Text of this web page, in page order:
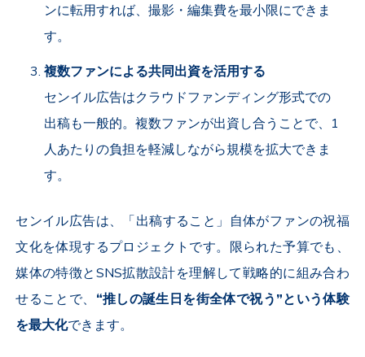
ンに転用すれば、撮影・編集費を最小限にできま
す。
複数ファンによる共同出資を活用する
センイル広告はクラウドファンディング形式での
出稿も一般的。複数ファンが出資し合うことで、 1
人あたりの負担を軽減しながら規模を拡大できま
す。
センイル広告は、「出稿すること」自体がファンの祝福
文化を体現するプロジェクトです。限られた予算でも、
媒体の特徴とSNS拡散設計を理解して戦略的に組み合わ
せることで、 “推しの誕生日を街全体で祝う”という体験
を最大化できます。